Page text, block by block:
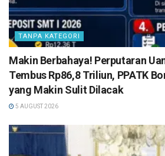
TANPA KATEGORI
Makin Berbahaya! Perputaran
Tembus Rp86,8 Triliun, PPATK
yang Makin Sulit Dilacak
5 AUGUST 2026